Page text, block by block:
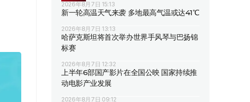
2026年8月7日 15:13
新一轮高温天气来袭 多地最高气温或达41℃
2026年8月7日 13:13
哈萨克斯坦将首次举办世界手风琴与巴扬锦
标赛
2026年8月7日 12:32
上半年6部国产影片在全国公映 国家持续推
动电影产业发展
2026年8月7日 09:12